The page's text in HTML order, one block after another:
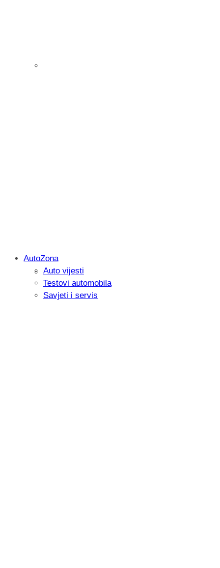
Savjetujemo: Što učiniti kada vaš
AutoZona
Auto vijesti
Testovi automobila
Savjeti i servis